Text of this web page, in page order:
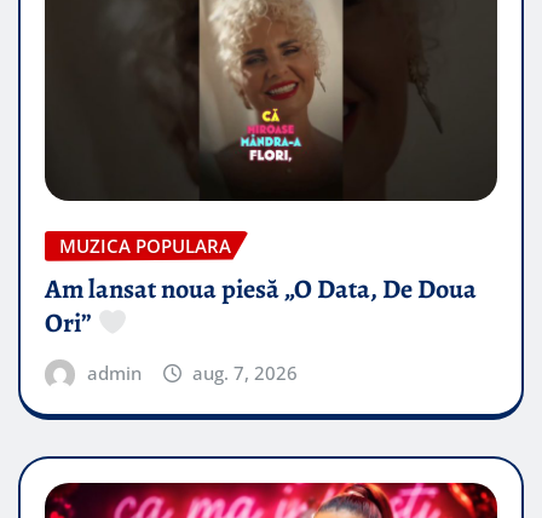
MUZICA POPULARA
Am lansat noua piesă „O Data, De Doua
Ori”
admin aug. 7, 2026